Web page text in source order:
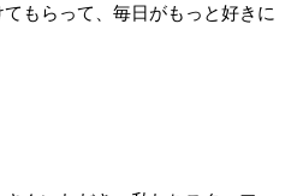
てもらって、毎日がもっと好きに